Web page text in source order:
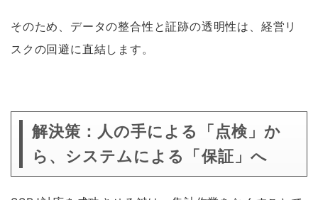
そのため、データの整合性と証跡の透明性は、経営リ
スクの回避に直結します。
解決策：人の手による「点検」か
ら、システムによる「保証」へ